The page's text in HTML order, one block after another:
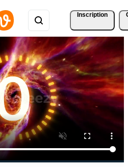
Inscription